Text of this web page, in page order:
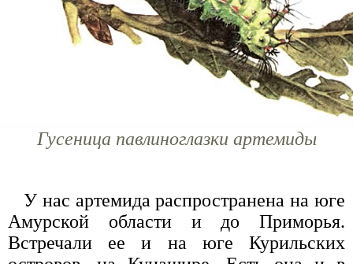
Гусеница павлиноглазки артемиды
У нас артемида распространена на юге
Амурской области и до Приморья.
Встречали ее и на юге Курильских